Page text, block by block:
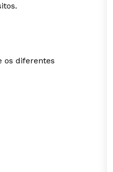
os diferentes